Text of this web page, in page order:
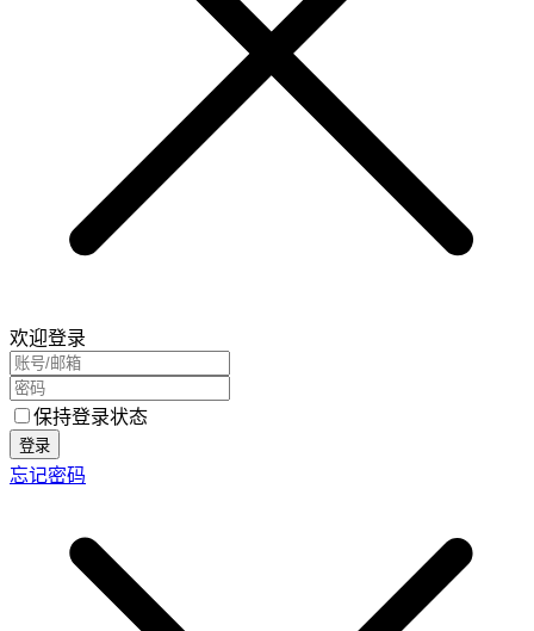
欢迎登录
保持登录状态
登录
忘记密码